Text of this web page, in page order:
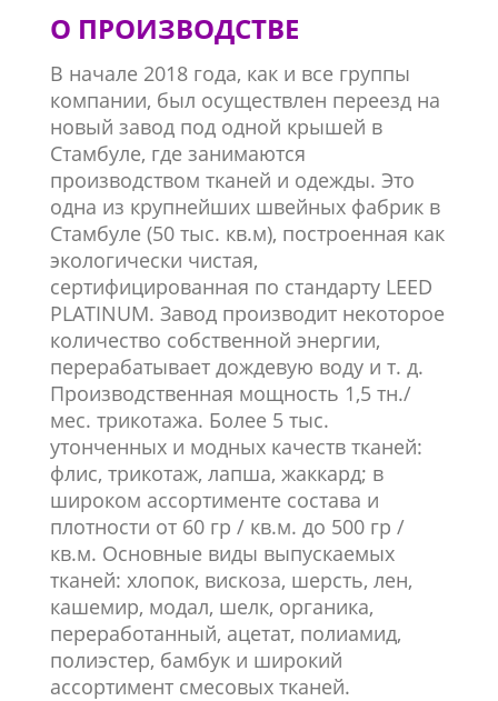
О ПРОИЗВОДСТВЕ
В начале 2018 года, как и все группы
компании, был осуществлен переезд на
новый завод под одной крышей в
Стамбуле, где занимаются
производством тканей и одежды. Это
одна из крупнейших швейных фабрик в
Стамбуле (50 тыс. кв.м), построенная как
экологически чистая,
сертифицированная по стандарту LEED
PLATINUM. Завод производит некоторое
количество собственной энергии,
перерабатывает дождевую воду и т. д.
Производственная мощность 1,5 тн./
мес. трикотажа. Более 5 тыс.
утонченных и модных качеств тканей:
флис, трикотаж, лапша, жаккард; в
широком ассортименте состава и
плотности от 60 гр / кв.м. до 500 гр /
кв.м. Основные виды выпускаемых
тканей: хлопок, вискоза, шерсть, лен,
кашемир, модал, шелк, органика,
переработанный, ацетат, полиамид,
полиэстер, бамбук и широкий
ассортимент смесовых тканей.